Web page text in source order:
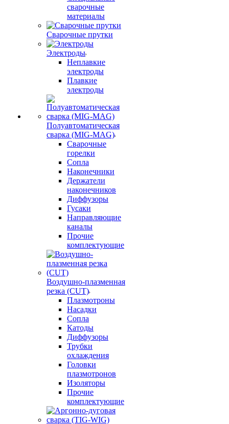
сварочные
материалы
Сварочные прутки
Электроды
Неплавкие
электроды
Плавкие
электроды
Полуавтоматическая
сварка (MIG-MAG)
Сварочные
горелки
Сопла
Наконечники
Держатели
наконечников
Диффузоры
Гусаки
Направляющие
каналы
Прочие
комплектующие
Воздушно-плазменная
резка (CUT)
Плазмотроны
Насадки
Сопла
Катоды
Диффузоры
Трубки
охлаждения
Головки
плазмотронов
Изоляторы
Прочие
комплектующие